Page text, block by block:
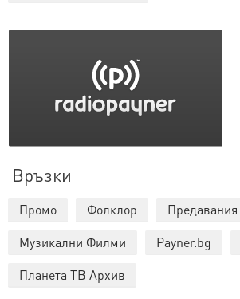
Връзки
Промо Фолклор
Предавания
Музикални Филми
Payner.bg
Планета ТВ Архив